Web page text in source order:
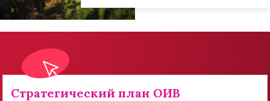
Стратегический план ОИВ